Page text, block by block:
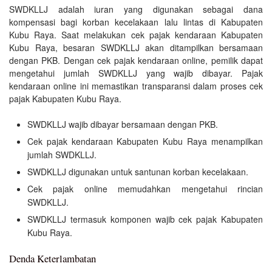
SWDKLLJ adalah iuran yang digunakan sebagai dana
kompensasi bagi korban kecelakaan lalu lintas di Kabupaten
Kubu Raya. Saat melakukan cek pajak kendaraan Kabupaten
Kubu Raya, besaran SWDKLLJ akan ditampilkan bersamaan
dengan PKB. Dengan cek pajak kendaraan online, pemilik dapat
mengetahui jumlah SWDKLLJ yang wajib dibayar. Pajak
kendaraan online ini memastikan transparansi dalam proses cek
pajak Kabupaten Kubu Raya.
SWDKLLJ wajib dibayar bersamaan dengan PKB.
Cek pajak kendaraan Kabupaten Kubu Raya menampilkan
jumlah SWDKLLJ.
SWDKLLJ digunakan untuk santunan korban kecelakaan.
Cek pajak online memudahkan mengetahui rincian
SWDKLLJ.
SWDKLLJ termasuk komponen wajib cek pajak Kabupaten
Kubu Raya.
Denda Keterlambatan